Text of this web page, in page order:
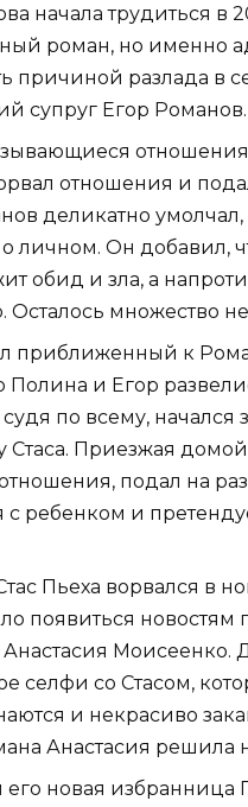
начала трудиться в
роман, но именно
причиной разлада в
супруг Егор Романов.
отношения и
деликатно умолчал,
личном. Он добавил,
обид и зла, а
множество
приближенный к
Полина и Егор
по всему, начался
Приезжая
подал на
ребенком и
Пьеха ворвался в
появиться новостям
селфи со Стасом,
и некрасиво
Анастасия решила
новая избранница